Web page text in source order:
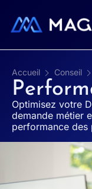
Accueil Conseil
Optimisez votre
demande métier
performance des